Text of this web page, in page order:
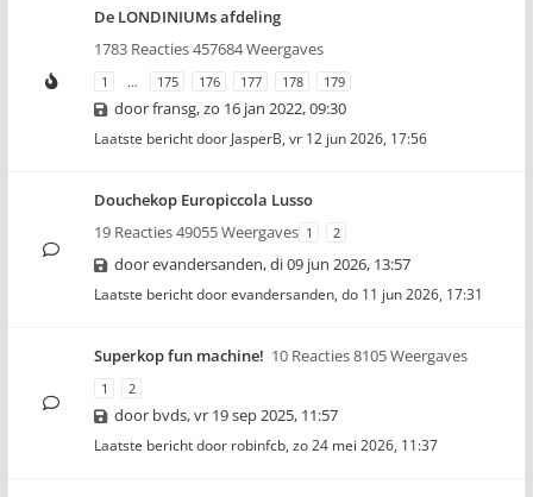
De LONDINIUMs afdeling
1783 Reacties 457684 Weergaves
1 … 175 176 177 178 179
doorfransg,zo 16 jan 2022, 09:30
Laatste bericht door JasperB, vr 12 jun 2026, 17:56
Douchekop Europiccola Lusso
19 Reacties 49055 Weergaves 1 2
doorevandersanden,di 09 jun 2026, 13:57
Laatste bericht doorevandersanden, do 11 jun 2026, 17:31
Superkop fun machine! 10 Reacties 8105 Weergaves
1 2
door bvds,vr 19 sep 2025, 11:57
Laatste bericht door robinfcb, zo 24 mei 2026, 11:37